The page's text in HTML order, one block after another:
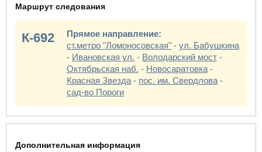
Маршрут следования
К-692
Прямое направление:
ст.метро "Ломоносовская" - ул. Бабушкина
- Ивановская ул. - Володарский мост -
Октябрьская наб. - Новосаратовка -
Красная Звезда - пос. им. Свердлова -
сад-во Пороги
Дополнительная информация